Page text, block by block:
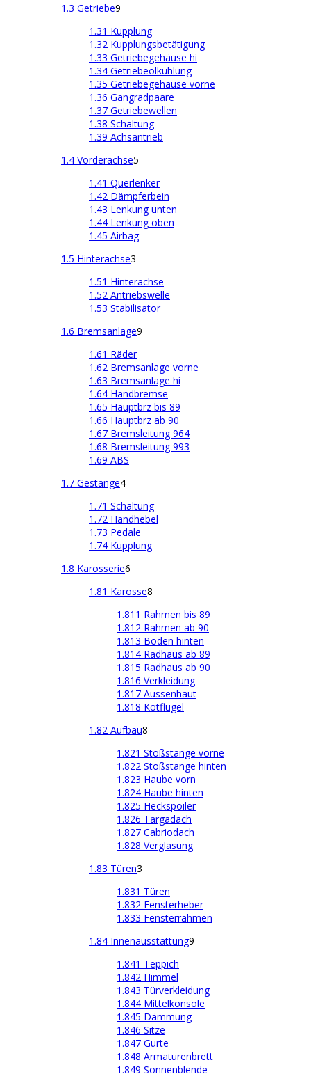
1.3 Getriebe9
1.31 Kupplung
1.32 Kupplungsbetätigung
1.33 Getriebegehäuse hi
1.34 Getriebeölkühlung
1.35 Getriebegehäuse vorne
1.36 Gangradpaare
1.37 Getriebewellen
1.38 Schaltung
1.39 Achsantrieb
1.4 Vorderachse5
1.41 Querlenker
1.42 Dämpferbein
1.43 Lenkung unten
1.44 Lenkung oben
1.45 Airbag
1.5 Hinterachse3
1.51 Hinterachse
1.52 Antriebswelle
1.53 Stabilisator
1.6 Bremsanlage9
1.61 Räder
1.62 Bremsanlage vorne
1.63 Bremsanlage hi
1.64 Handbremse
1.65 Hauptbrz bis 89
1.66 Hauptbrz ab 90
1.67 Bremsleitung 964
1.68 Bremsleitung 993
1.69 ABS
1.7 Gestänge4
1.71 Schaltung
1.72 Handhebel
1.73 Pedale
1.74 Kupplung
1.8 Karosserie6
1.81 Karosse8
1.811 Rahmen bis 89
1.812 Rahmen ab 90
1.813 Boden hinten
1.814 Radhaus ab 89
1.815 Radhaus ab 90
1.816 Verkleidung
1.817 Aussenhaut
1.818 Kotflügel
1.82 Aufbau8
1.821 Stoßstange vorne
1.822 Stoßstange hinten
1.823 Haube vorn
1.824 Haube hinten
1.825 Heckspoiler
1.826 Targadach
1.827 Cabriodach
1.828 Verglasung
1.83 Türen3
1.831 Türen
1.832 Fensterheber
1.833 Fensterrahmen
1.84 Innenausstattung9
1.841 Teppich
1.842 Himmel
1.843 Türverkleidung
1.844 Mittelkonsole
1.845 Dämmung
1.846 Sitze
1.847 Gurte
1.848 Armaturenbrett
1.849 Sonnenblende